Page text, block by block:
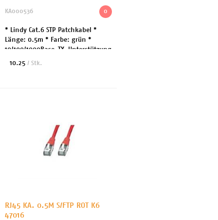
0
KA000536
* Lindy Cat.6 STP Patchkabel *
Länge: 0.5m * Farbe: grün *
10/100/1000Base-TX-Unterstützung
* Kategorie 6, 26AWG, Gigabit
10.25 / Stk.
RJ45 KA. 0.5M S/FTP ROT K6
47016